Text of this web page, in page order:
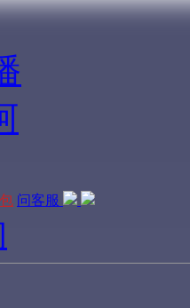
问客服